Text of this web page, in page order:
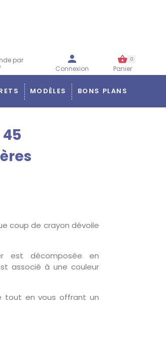
par
Connexion Panier
0
MODÈLES BONS PLANS
coup de crayon dévoile
est décomposée en
associé à une couleur
tout en vous offrant un